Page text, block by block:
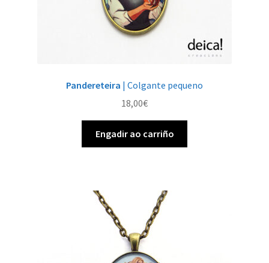
Pandereteira | Colgante pequeno
18,00€
Engadir ao carriño